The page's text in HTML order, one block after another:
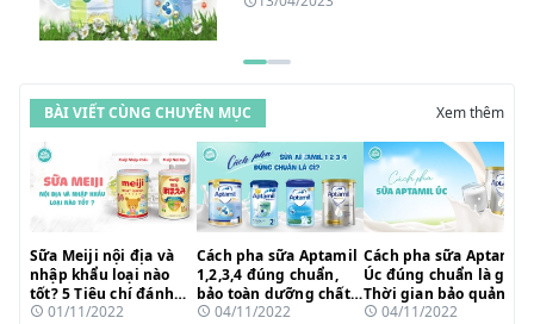
BÀI VIẾT CÙNG CHUYÊN MỤC Xem thêm
Sữa Meiji nội địa và
nhập khẩu loại nào
tốt? 5 Tiêu chí đánh
giá01/11/2022
Cách pha sữa Aptamil
1,2,3,4 đúng chuẩn,
bảo toàn dưỡng chất
cho bé
04/11/2022
Cách pha sữa Aptamil
Úc đúng chuẩn là gì?
Thời gian bảo quản ra
sao?04/11/2022